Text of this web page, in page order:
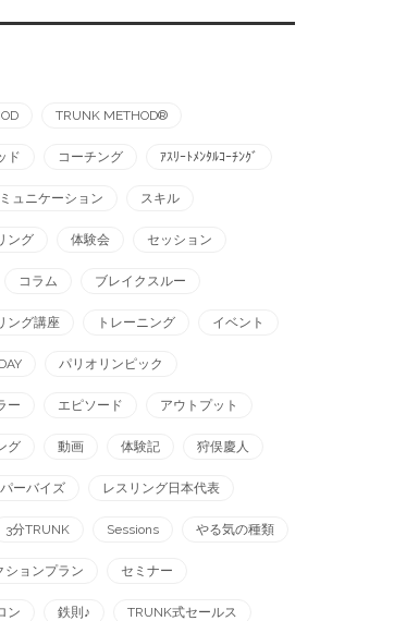
TRUNK METHOD®︎
ド コーチング ｱｽﾘｰﾄﾒﾝﾀﾙｺｰﾁﾝｸﾞ
ュニケーション スキル
ング 体験会 セッション
コラム ブレイクスルー
ング講座 トレーニング イベント
パリオリンピック
ー エピソード アウトプット
グ 動画 体験記 狩俣慶人
ーバイズ レスリング日本代表
3分TRUNK Sessions やる気の種類
ションプラン セミナー
ン 鉄則♪ TRUNK式セールス